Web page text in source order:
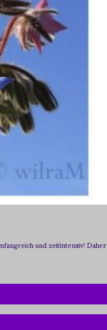
und zeitintensiv! Daher